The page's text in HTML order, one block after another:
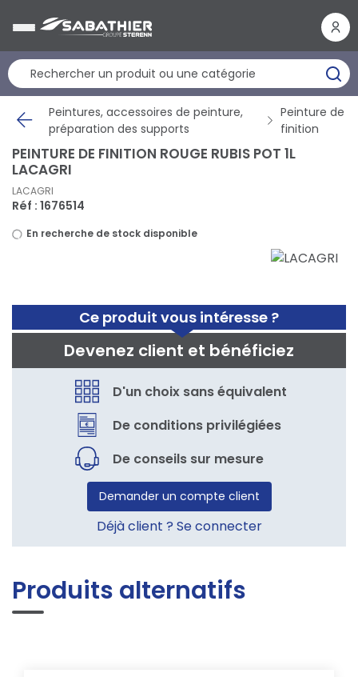
Peintures, accessoires de peinture,
préparation des supports
Peinture de
finition
Ce produit vous intéresse ?
Devenez client et bénéficiez
D'un choix sans équivalent
De conditions privilégiées
De conseils sur mesure
Demander un compte client
Déjà client ? Se connecter
PEINTURE DE FINITION ROUGE RUBIS POT 1L
LACAGRI
LACAGRI
Réf : 1676514
En recherche de stock disponible
Produits alternatifs